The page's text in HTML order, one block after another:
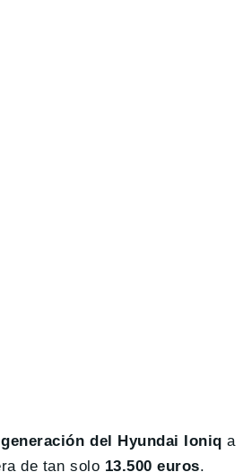
del Hyundai Ioniq a
de tan solo 13.500 euros.